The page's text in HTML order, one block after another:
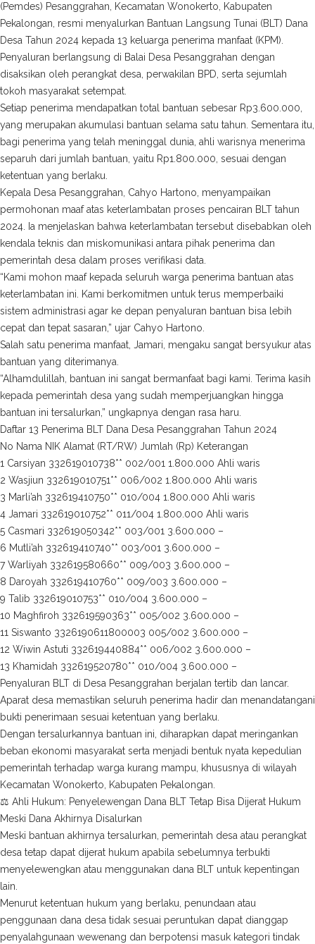
(Pemdes) Pesanggrahan, Kecamatan Wonokerto, Kabupaten
Pekalongan, resmi menyalurkan Bantuan Langsung Tunai (BLT) Dana
Desa Tahun 2024 kepada 13 keluarga penerima manfaat (KPM).
Penyaluran berlangsung di Balai Desa Pesanggrahan dengan
disaksikan oleh perangkat desa, perwakilan BPD, serta sejumlah
tokoh masyarakat setempat.
Setiap penerima mendapatkan total bantuan sebesar Rp3.600.000,
yang merupakan akumulasi bantuan selama satu tahun. Sementara itu,
bagi penerima yang telah meninggal dunia, ahli warisnya menerima
separuh dari jumlah bantuan, yaitu Rp1.800.000, sesuai dengan
ketentuan yang berlaku.
Kepala Desa Pesanggrahan, Cahyo Hartono, menyampaikan
permohonan maaf atas keterlambatan proses pencairan BLT tahun
2024. Ia menjelaskan bahwa keterlambatan tersebut disebabkan oleh
kendala teknis dan miskomunikasi antara pihak penerima dan
pemerintah desa dalam proses verifikasi data.
“Kami mohon maaf kepada seluruh warga penerima bantuan atas
keterlambatan ini. Kami berkomitmen untuk terus memperbaiki
sistem administrasi agar ke depan penyaluran bantuan bisa lebih
cepat dan tepat sasaran,” ujar Cahyo Hartono.
Salah satu penerima manfaat, Jamari, mengaku sangat bersyukur atas
bantuan yang diterimanya.
“Alhamdulillah, bantuan ini sangat bermanfaat bagi kami. Terima kasih
kepada pemerintah desa yang sudah memperjuangkan hingga
bantuan ini tersalurkan,” ungkapnya dengan rasa haru.
Daftar 13 Penerima BLT Dana Desa Pesanggrahan Tahun 2024
No Nama NIK Alamat (RT/RW) Jumlah (Rp) Keterangan
1 Carsiyan 332619010738** 002/001 1.800.000 Ahli waris
2 Wasjiun 332619010751** 006/002 1.800.000 Ahli waris
3 Marli’ah 332619410750** 010/004 1.800.000 Ahli waris
4 Jamari 332619010752** 011/004 1.800.000 Ahli waris
5 Casmari 332619050342** 003/001 3.600.000 –
6 Mutli’ah 332619410740** 003/001 3.600.000 –
7 Warliyah 332619580660** 009/003 3.600.000 –
8 Daroyah 332619410760** 009/003 3.600.000 –
9 Talib 332619010753** 010/004 3.600.000 –
10 Maghfiroh 332619590363** 005/002 3.600.000 –
11 Siswanto 3326190611800003 005/002 3.600.000 –
12 Wiwin Astuti 332619440884** 006/002 3.600.000 –
13 Khamidah 332619520780** 010/004 3.600.000 –
Penyaluran BLT di Desa Pesanggrahan berjalan tertib dan lancar.
Aparat desa memastikan seluruh penerima hadir dan menandatangani
bukti penerimaan sesuai ketentuan yang berlaku.
Dengan tersalurkannya bantuan ini, diharapkan dapat meringankan
beban ekonomi masyarakat serta menjadi bentuk nyata kepedulian
pemerintah terhadap warga kurang mampu, khususnya di wilayah
Kecamatan Wonokerto, Kabupaten Pekalongan.
⚖️ Ahli Hukum: Penyelewengan Dana BLT Tetap Bisa Dijerat Hukum
Meski Dana Akhirnya Disalurkan
Meski bantuan akhirnya tersalurkan, pemerintah desa atau perangkat
desa tetap dapat dijerat hukum apabila sebelumnya terbukti
menyelewengkan atau menggunakan dana BLT untuk kepentingan
lain.
Menurut ketentuan hukum yang berlaku, penundaan atau
penggunaan dana desa tidak sesuai peruntukan dapat dianggap
penyalahgunaan wewenang dan berpotensi masuk kategori tindak